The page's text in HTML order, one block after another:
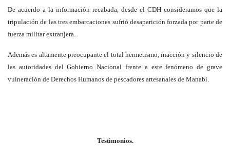
De acuerdo a la información recabada, desde el CDH consideramos que la
tripulación de las tres embarcaciones sufrió desaparición forzada por parte de
fuerza militar extranjera.
Además es altamente preocupante el total hermetismo, inacción y silencio de
las autoridades del Gobierno Nacional frente a este fenómeno de grave
vulneración de Derechos Humanos de pescadores artesanales de Manabí.
Testimonios.